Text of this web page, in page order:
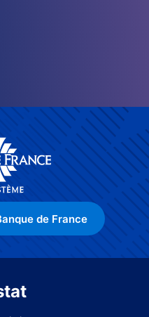
de France